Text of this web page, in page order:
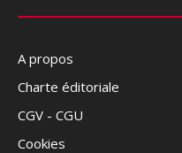
A propos
Charte éditoriale
CGV - CGU
Cookies